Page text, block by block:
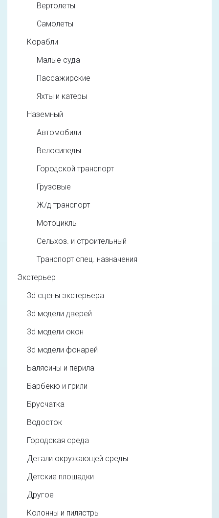
Вертолеты
Самолеты
Корабли
Малые суда
Пассажирские
Яхты и катеры
Наземный
Автомобили
Велосипеды
Городской транспорт
Грузовые
Ж/д транспорт
Мотоциклы
Сельхоз. и строительный
Транспорт спец. назначения
Экстерьер
3d cцены экстерьера
3d модели дверей
3d модели окон
3d модели фонарей
Балясины и перила
Барбекю и грили
Брусчатка
Водосток
Городская среда
Детали окружающей среды
Детские площадки
Другое
Колонны и пилястры